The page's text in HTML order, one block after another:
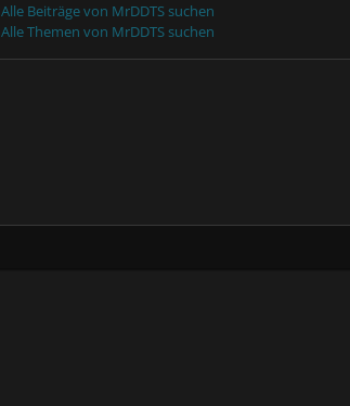
Alle Beiträge von MrDDTS suchen
Alle Themen von MrDDTS suchen